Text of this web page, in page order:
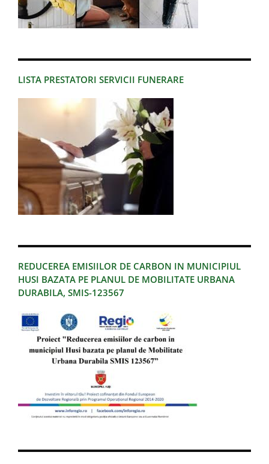
LISTA PRESTATORI SERVICII FUNERARE
REDUCEREA EMISIILOR DE CARBON IN MUNICIPIUL
HUSI BAZATA PE PLANUL DE MOBILITATE URBANA
DURABILA, SMIS-123567